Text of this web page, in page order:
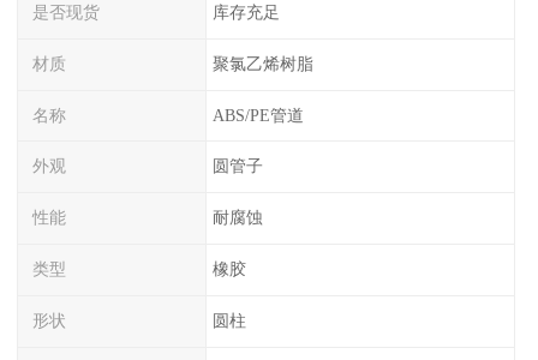
是否现货 库存充足
材质 聚氯乙烯树脂
名称 ABS/PE管道
外观 圆管子
性能 耐腐蚀
类型 橡胶
形状 圆柱